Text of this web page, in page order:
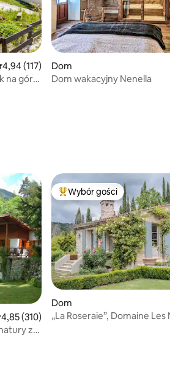
ocena: 4,94 na 5, liczba recenzji:
4,94 (117)
na góry
Dom
Dom wakacyjny Nenella
ocena: 4,85 na 5, liczba recenzji:
4,85 (310)
z
Najpopularniejsze z
Wybór gości
Dom
„La Roseraie”, Domaine Les